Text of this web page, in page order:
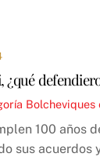
¿qué
Bolcheviques
100 años
sus acuerdos